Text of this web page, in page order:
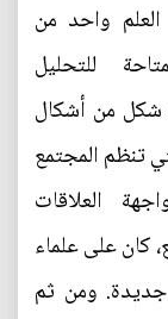
واحد من
للتحليل
شكل من أشكال
تنظم المجتمع
العلاقات
كان على علماء
جديدة. ومن ثم